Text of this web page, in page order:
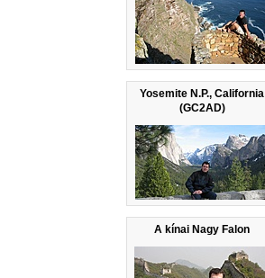
Yosemite N.P., California
(GC2AD)
A kínai Nagy Falon